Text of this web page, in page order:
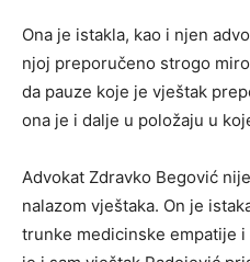
Ona je istakla, kao i njen
njoj preporučeno strogo
da pauze koje je vještak
ona je i dalje u položaju u
Advokat Zdravko Begović
nalazom vještaka. On je
trunke medicinske empatije